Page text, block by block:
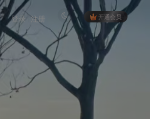
开通会员
登录 注册